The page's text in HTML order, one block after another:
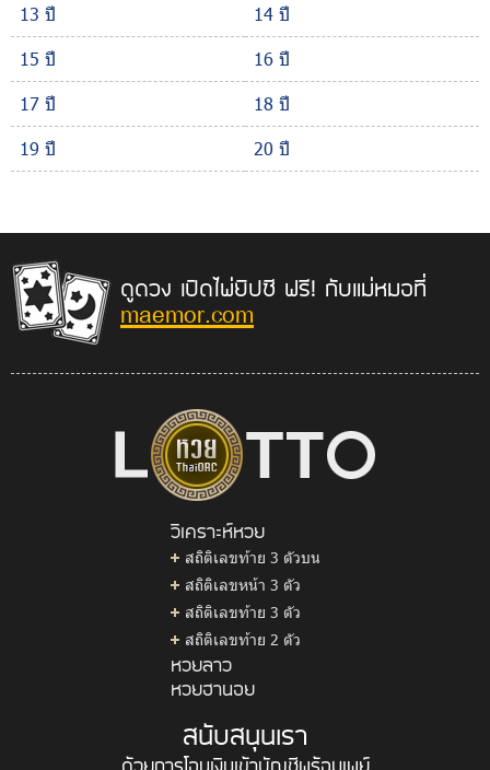
13 ปี
14 ปี
15 ปี
16 ปี
17 ปี
18 ปี
19 ปี
20 ปี
ดูดวง เปิดไพ่ยิปซี ฟรี! กับแม่หมอที่
maemor.com
วิเคราะห์หวย
สถิติเลขท้าย 3 ตัวบน
สถิติเลขหน้า 3 ตัว
สถิติเลขท้าย 3 ตัว
สถิติเลขท้าย 2 ตัว
หวยลาว
หวยฮานอย
สนับสนุนเรา
ด้วยการโอนเงินเข้าบัญชีพร้อมเพย์